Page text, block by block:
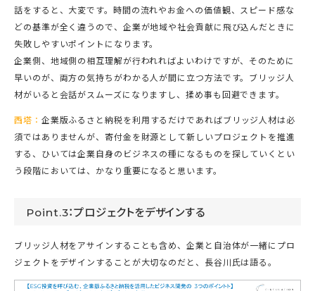
話をすると、大変です。時間の流れやお金への価値観、スピード感な
どの基準が全く違うので、企業が地域や社会貢献に飛び込んだときに
失敗しやすいポイントになります。
企業側、地域側の相互理解が行われればよいわけですが、そのために
早いのが、両方の気持ちがわかる人が間に立つ方法です。ブリッジ人
材がいると会話がスムーズになりますし、揉め事も回避できます。
西塔： 企業版ふるさと納税を利用するだけであればブリッジ人材は必
須ではありませんが、寄付金を財源として新しいプロジェクトを推進
する、ひいては企業自身のビジネスの種になるものを探していくとい
う段階においては、かなり重要になると思います。
Point.3：プロジェクトをデザインする
ブリッジ人材をアサインすることも含め、企業と自治体が一緒にプロ
ジェクトをデザインすることが大切なのだと、長谷川氏は語る。